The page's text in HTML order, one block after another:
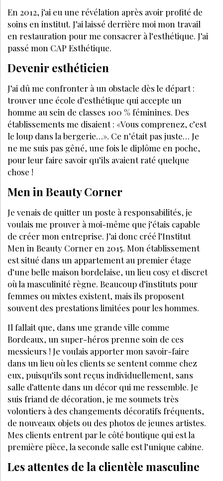
En 2012, j’ai eu une révélation après avoir profité de
soins en institut. J’ai laissé derrière moi mon travail
en restauration pour me consacrer à l’esthétique. J’ai
passé mon CAP Esthétique.
Devenir esthéticien
J’ai dû me confronter à un obstacle dès le départ :
trouver une école d’esthétique qui accepte un
homme au sein de classes 100 % féminines. Des
établissements me disaient : «Vous comprenez, c’est
le loup dans la bergerie…». Ce n’était pas juste… Je
ne me suis pas gêné, une fois le diplôme en poche,
pour leur faire savoir qu’ils avaient raté quelque
chose !
Men in Beauty Corner
Je venais de quitter un poste à responsabilités, je
voulais me prouver à moi-même que j’étais capable
de créer mon entreprise. J’ai donc créé l’Institut
Men in Beauty Corner en 2015. Mon établissement
est situé dans un appartement au premier étage
d’une belle maison bordelaise, un lieu cosy et discret
où la masculinité règne. Beaucoup d’instituts pour
femmes ou mixtes existent, mais ils proposent
souvent des prestations limitées pour les hommes.
Il fallait que, dans une grande ville comme
Bordeaux, un super-héros prenne soin de ces
messieurs ! Je voulais apporter mon savoir-faire
dans un lieu où les clients se sentent comme chez
eux, puisqu’ils sont reçus individuellement, sans
salle d’attente dans un décor qui me ressemble. Je
suis friand de décoration, je me soumets très
volontiers à des changements décoratifs fréquents,
de nouveaux objets ou des photos de jeunes artistes.
Mes clients entrent par le côté boutique qui est la
première pièce, la seconde salle est l’unique cabine.
Les attentes de la clientèle masculine